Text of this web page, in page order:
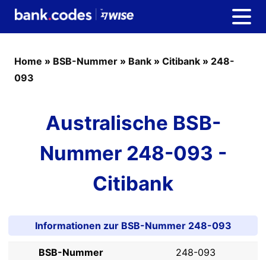
Home » BSB-Nummer » Bank » Citibank » 248-
093
Australische BSB-
Nummer 248-093 -
Citibank
Informationen zur BSB-Nummer 248-093
BSB-Nummer
248-093